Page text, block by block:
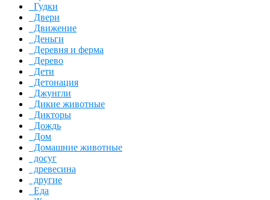
Гудки
Двери
Движение
Деньги
Деревня и ферма
Дерево
Дети
Детонация
Джунгли
Дикие животные
Дикторы
Дождь
Дом
Домашние животные
досуг
древесина
другие
Еда